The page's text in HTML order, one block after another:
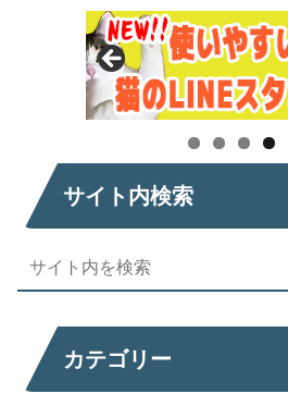
サイト内検索
カテゴリー